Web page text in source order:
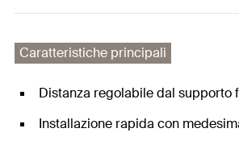
Caratteristiche principali
Distanza regolabile dal supporto
Installazione rapida con